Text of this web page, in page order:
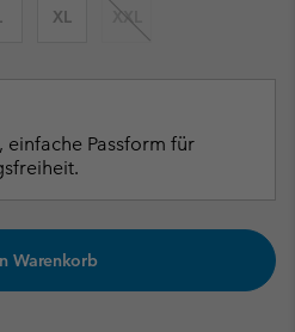
XL XXL
einfache Passform für
Warenkorb